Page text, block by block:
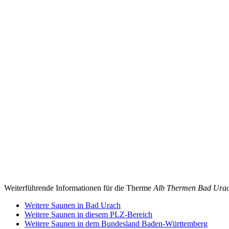
Weiterführende Informationen für die ThermeAlb Thermen Bad
Weitere Saunen in Bad Urach
Weitere Saunen in diesem PLZ-Bereich
Weitere Saunen in dem Bundesland Baden-Württemberg